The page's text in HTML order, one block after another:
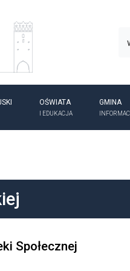
OŚWIATA
I EDUKACJA
GMINA
Społecznej